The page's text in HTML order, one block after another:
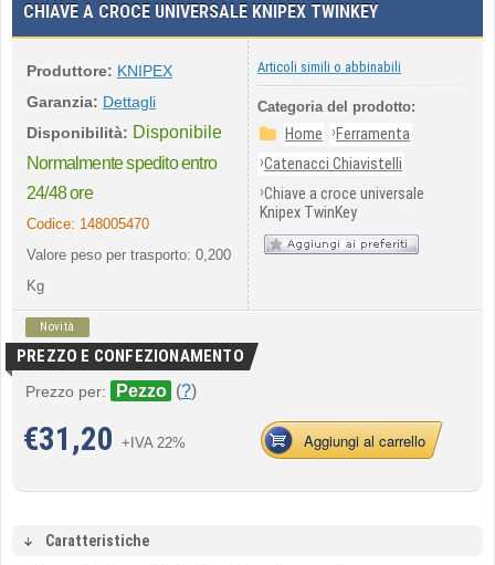
CHIAVE A CROCE UNIVERSALE KNIPEX TWINKEY
Produttore: KNIPEX
Garanzia: Dettagli
Disponibilità: Disponibile
Normalmente spedito entro
24/48 ore
Codice: 148005470
Valore peso per trasporto: 0,200
Kg
Articoli simili o abbinabili
Categoria del prodotto:
Home ›Ferramenta
›Catenacci Chiavistelli
›Chiave a croce universale
Knipex TwinKey
Novità
PREZZO E CONFEZIONAMENTO
Prezzo per: Pezzo (?)
€31,20 +IVA 22% Aggiungi al carrello
Caratteristiche